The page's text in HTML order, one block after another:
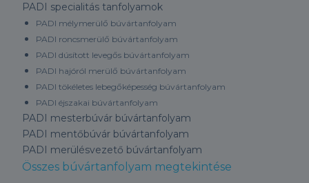
PADI specialitás tanfolyamok
PADI mélymerülő búvártanfolyam
PADI roncsmerülő búvártanfolyam
PADI dúsított levegős búvártanfolyam
PADI hajóról merülő búvártanfolyam
PADI tökéletes lebegőképesség búvártanfolyam
PADI éjszakai búvártanfolyam
PADI mesterbúvár búvártanfolyam
PADI mentőbúvár búvártanfolyam
PADI merülésvezető búvártanfolyam
Összes búvártanfolyam megtekintése